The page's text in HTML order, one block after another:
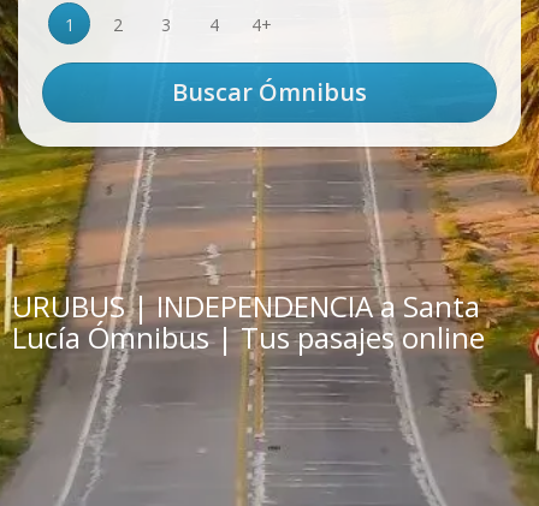
1
2 3 4 4+
URUBUS | INDEPENDENCIA a Santa
Lucía Ómnibus | Tus pasajes online